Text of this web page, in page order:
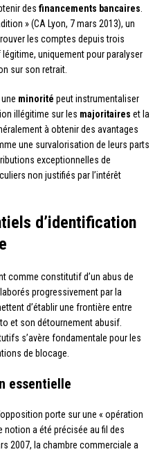
des financements bancaires.
» (CA Lyon, 7 mars 2013), un
les comptes depuis trois
uniquement pour paralyser
sur son retrait.
minorité peut instrumentaliser
illégitime sur les majoritaires et la
à obtenir des avantages
une survalorisation de leurs parts
exceptionnelles de
non justifiés par l’intérêt
d’identification
comme constitutif d’un abus de
progressivement par la
d’établir une frontière entre
et son détournement abusif.
s’avère fondamentale pour les
de blocage.
essentielle
porte sur une « opération
notion a été précisée au fil des
2007, la chambre commerciale a